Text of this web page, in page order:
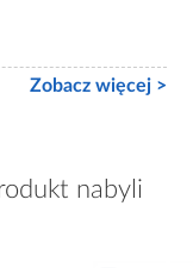
Zobacz więcej >
nabyli